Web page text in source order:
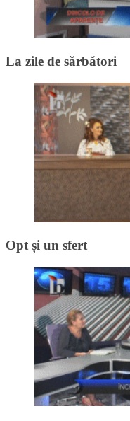
La zile de sărbători
Opt și un sfert